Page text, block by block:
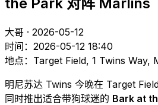
大哥 · 2026-05-12
时间：2026-05-12 18:40
地点：Target Field, 1 Twins Way,
明尼苏达 Twins 今晚在 Target
同时推出适合带狗球迷的 Bark at